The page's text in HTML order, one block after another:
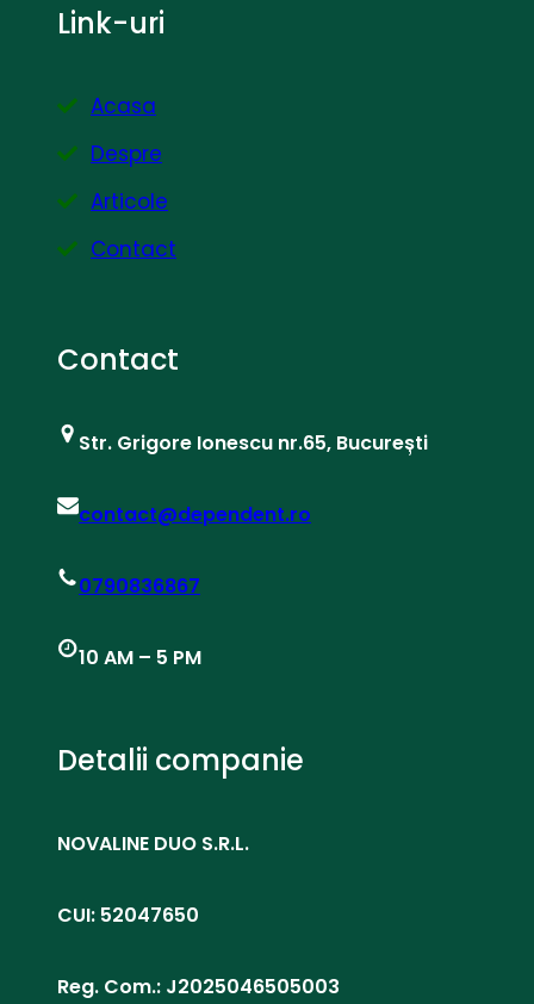
Link-uri
Acasa
Despre
Articole
Contact
Contact
Str. Grigore Ionescu nr.65, București
contact@dependent.ro
0790836867
10 AM – 5 PM
Detalii companie
NOVALINE DUO S.R.L.
CUI: 52047650
Reg. Com.: J2025046505003